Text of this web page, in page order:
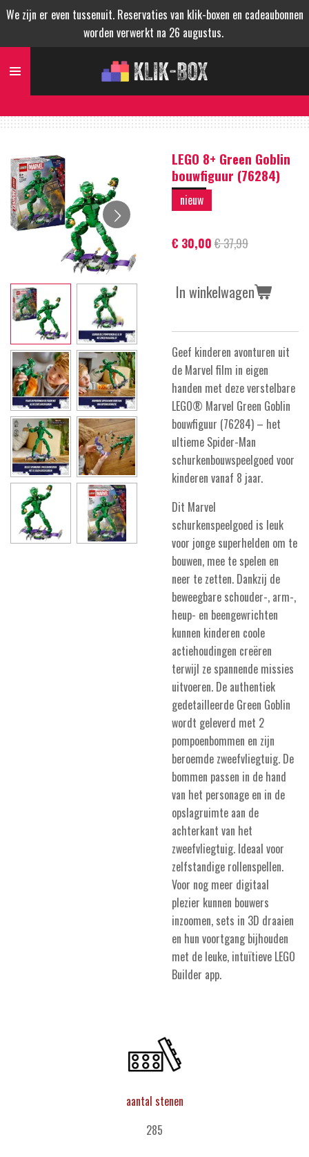
Ga
naar
de
We zijn er even tussenuit. Reservaties van klik-boxen en cadeaubonnen
worden verwerkt na 26 augustus.
LEGO 8+ Green Goblin
bouwfiguur (76284)
nieuw
€ 30,00 € 37,99
In winkelwagen
Geef kinderen avonturen uit
de Marvel film in eigen
handen met deze verstelbare
LEGO® Marvel Green Goblin
bouwfiguur (76284) – het
ultieme Spider-Man
schurkenbouwspeelgoed voor
kinderen vanaf 8 jaar.
Dit Marvel
schurkenspeelgoed is leuk
voor jonge superhelden om te
bouwen, mee te spelen en
neer te zetten. Dankzij de
beweegbare schouder-, arm-,
heup- en beengewrichten
kunnen kinderen coole
actiehoudingen creëren
terwijl ze spannende missies
uitvoeren. De authentiek
gedetailleerde Green Goblin
wordt geleverd met 2
pompoenbommen en zijn
beroemde zweefvliegtuig. De
bommen passen in de hand
van het personage en in de
opslagruimte aan de
achterkant van het
zweefvliegtuig. Ideaal voor
zelfstandige rollenspellen.
Voor nog meer digitaal
plezier kunnen bouwers
inzoomen, sets in 3D draaien
en hun voortgang bijhouden
met de leuke, intuïtieve LEGO
Builder app.
aantal stenen
285